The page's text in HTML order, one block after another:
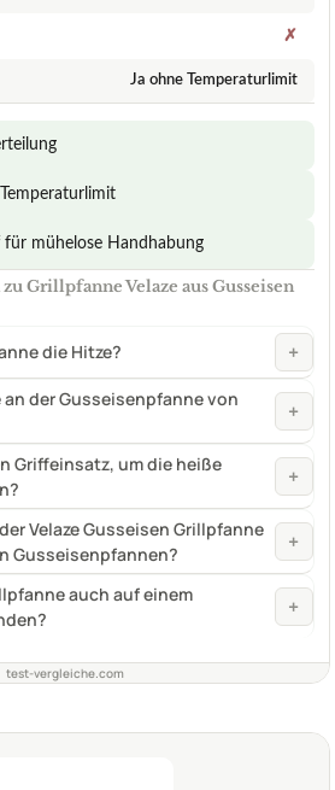
✗
Ja ohne Temperaturlimit
für mühelose Handhabung
Grillpfanne Velaze aus Gusseisen
die Hitze? +
der Gusseisenpfanne von
+
Griffeinsatz, um die heiße
+
Velaze Gusseisen Grillpfanne
Gusseisenpfannen?
+
auch auf einem
+
test-vergleiche.com